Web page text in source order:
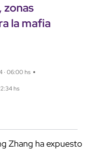
zonas
la mafia
· 06:00 hs
hs
Zhang ha expuesto